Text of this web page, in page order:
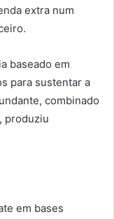
extra num
baseado em
para sustentar a
combinado
produziu
em bases